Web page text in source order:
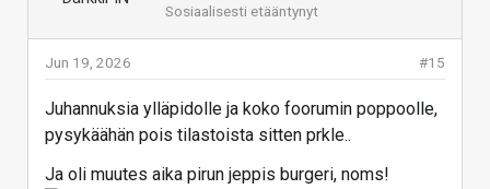
Sosiaalisesti etääntynyt
#15
Jun 19, 2026
Juhannuksia ylläpidolle ja koko foorumin poppoolle,
pysykäähän pois tilastoista sitten prkle..
Ja oli muutes aika pirun jeppis burgeri, noms!